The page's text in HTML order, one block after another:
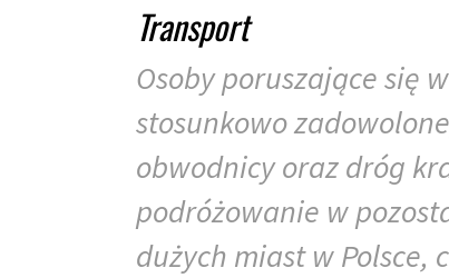
Transport
Osoby poruszające się
stosunkowo
obwodnicy oraz dróg
podróżowanie w
dużych miast w Polsce,